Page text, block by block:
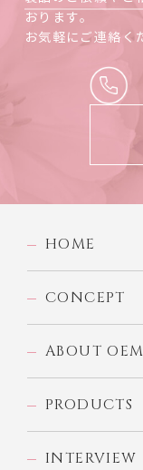
おります。
お気軽にご連絡く
HOME
CONCEPT
ABOUT OEM
PRODUCTS
INTERVIEW